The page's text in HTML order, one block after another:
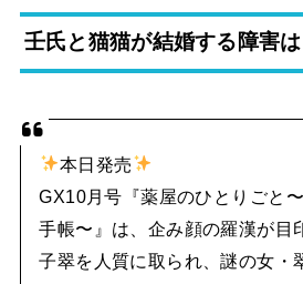
壬氏と猫猫が結婚する障害は
本日発売
GX10月号『薬屋のひとりごと
手帳〜』は、企み顔の羅漢が目
子翠を人質に取られ、謎の女・